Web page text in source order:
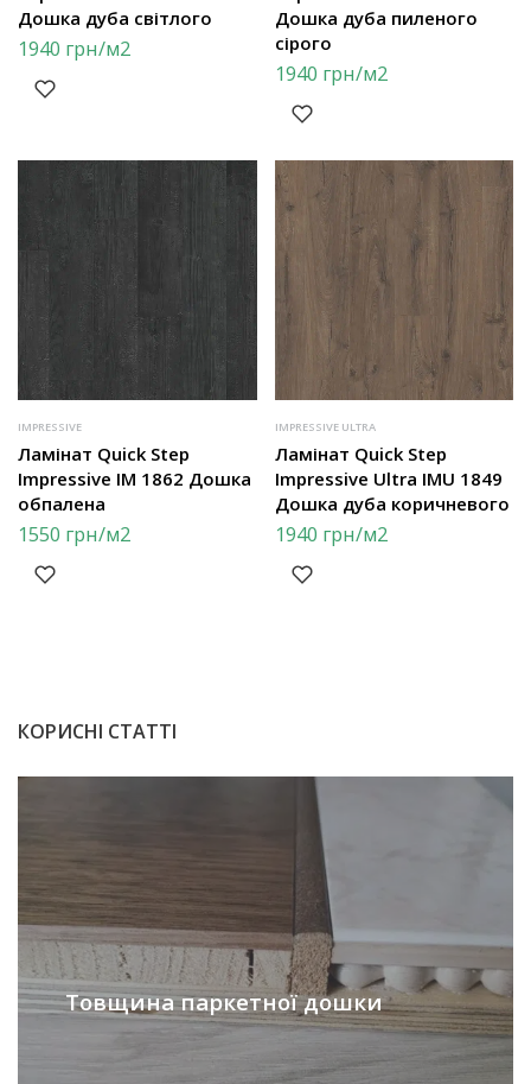
Дошка дуба світлого
1940 грн/м2
Дошка дуба пиленого
сірого
1940 грн/м2
IMPRESSIVE
Ламінат Quick Step
Impressive IM 1862 Дошка
обпалена
1550 грн/м2
IMPRESSIVE ULTRA
Ламінат Quick Step
Impressive Ultra IMU 1849
Дошка дуба коричневого
1940 грн/м2
КОРИСНІ СТАТТІ
Товщина паркетної дошки